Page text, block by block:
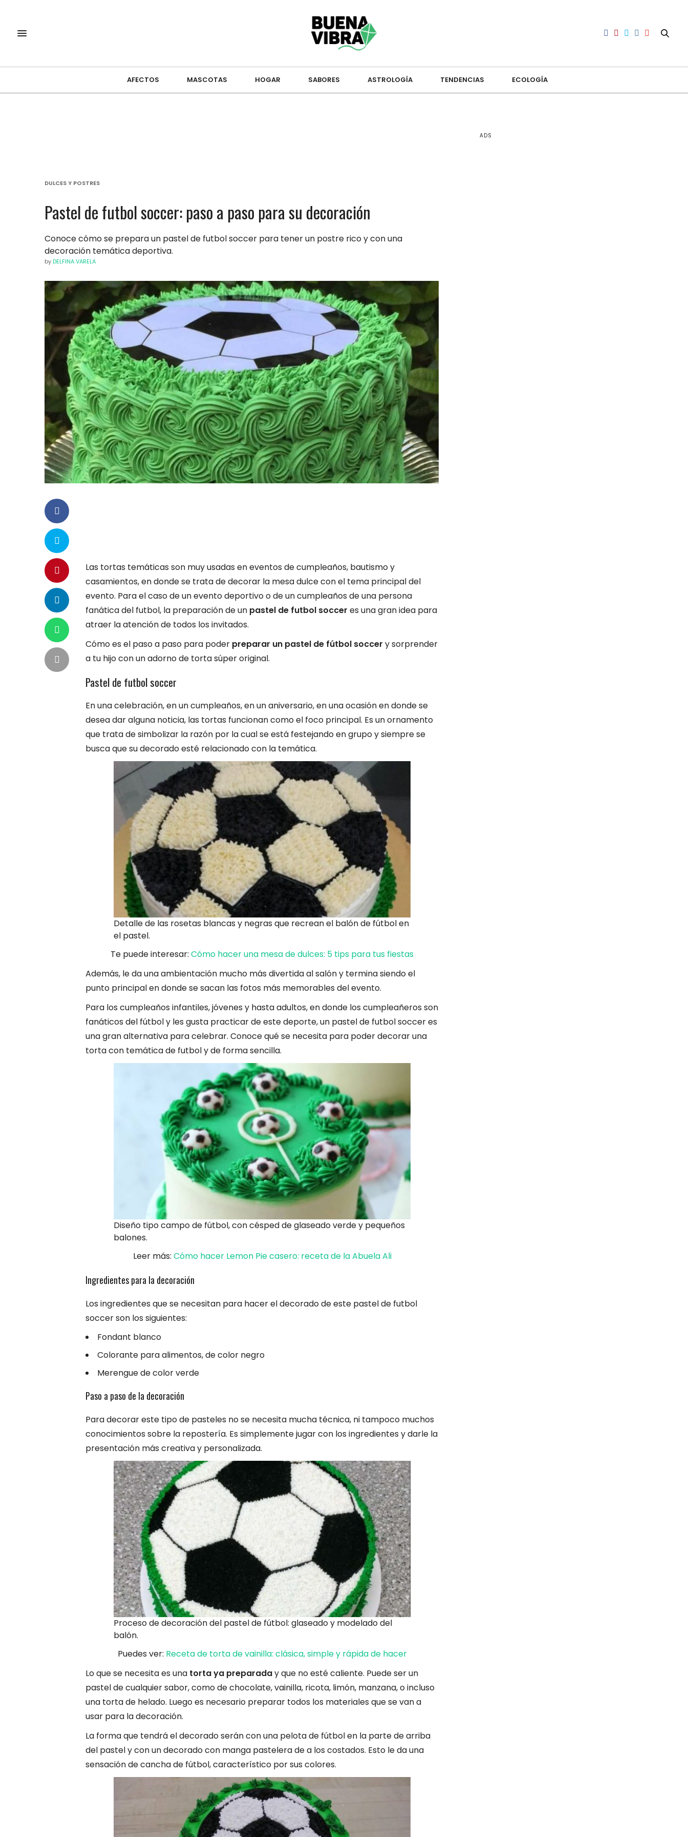
AFECTOS MASCOTAS HOGAR SABORES ASTROLOGÍA TENDENCIAS ECOLOGÍA
DULCES Y POSTRES
Pastel de futbol soccer: paso a paso para su decoración
Conoce cómo se prepara un pastel de futbol soccer para tener un postre rico y con una
decoración temática deportiva.
by DELFINA VARELA
Las tortas temáticas son muy usadas en eventos de cumpleaños, bautismo y
casamientos, en donde se trata de decorar la mesa dulce con el tema principal del
evento. Para el caso de un evento deportivo o de un cumpleaños de una persona
fanática del futbol, la preparación de un pastel de futbol soccer es una gran idea para
atraer la atención de todos los invitados.
Cómo es el paso a paso para poder preparar un pastel de fútbol soccer y sorprender
a tu hijo con un adorno de torta súper original.
Pastel de futbol soccer
En una celebración, en un cumpleaños, en un aniversario, en una ocasión en donde se
desea dar alguna noticia, las tortas funcionan como el foco principal. Es un ornamento
que trata de simbolizar la razón por la cual se está festejando en grupo y siempre se
busca que su decorado esté relacionado con la temática.
Detalle de las rosetas blancas y negras que recrean el balón de fútbol en
el pastel.
Te puede interesar: Cómo hacer una mesa de dulces: 5 tips para tus fiestas
Además, le da una ambientación mucho más divertida al salón y termina siendo el
punto principal en donde se sacan las fotos más memorables del evento.
Para los cumpleaños infantiles, jóvenes y hasta adultos, en donde los cumpleañeros son
fanáticos del fútbol y les gusta practicar de este deporte, un pastel de futbol soccer es
una gran alternativa para celebrar. Conoce qué se necesita para poder decorar una
torta con temática de futbol y de forma sencilla.
Diseño tipo campo de fútbol, con césped de glaseado verde y pequeños
balones.
Leer más: Cómo hacer Lemon Pie casero: receta de la Abuela Ali
Ingredientes para la decoración
Los ingredientes que se necesitan para hacer el decorado de este pastel de futbol
soccer son los siguientes:
Fondant blanco
Colorante para alimentos, de color negro
Merengue de color verde
Paso a paso de la decoración
Para decorar este tipo de pasteles no se necesita mucha técnica, ni tampoco muchos
conocimientos sobre la repostería. Es simplemente jugar con los ingredientes y darle la
presentación más creativa y personalizada.
Proceso de decoración del pastel de fútbol: glaseado y modelado del
balón.
Puedes ver: Receta de torta de vainilla: clásica, simple y rápida de hacer
Lo que se necesita es una torta ya preparaday que no esté caliente. Puede ser un
pastel de cualquier sabor, como de chocolate, vainilla, ricota, limón, manzana, o incluso
una torta de helado. Luego es necesario preparar todos los materiales que se van a
usar para la decoración.
La forma que tendrá el decorado serán con una pelota de fútbol en la parte de arriba
del pastel y con un decorado con manga pastelera de a los costados. Esto le da una
sensación de cancha de fútbol, característico por sus colores.
ADS